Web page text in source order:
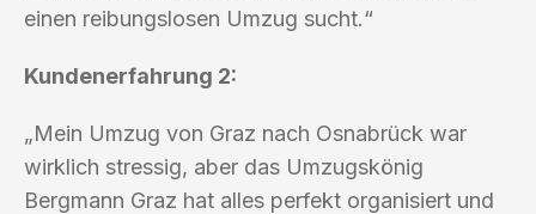
einen reibungslosen Umzug sucht.“
Kundenerfahrung 2:
„Mein Umzug von Graz nach Osnabrück war
wirklich stressig, aber das Umzugskönig
Bergmann Graz hat alles perfekt organisiert und